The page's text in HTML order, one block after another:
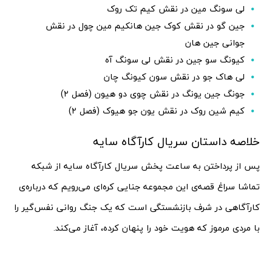
لی سونگ مین در نقش کیم تک روک
جین گو در نقش کوک جین هانکیم مین چول در نقش
جوانی جین هان
کیونگ سو جین در نقش لی سونگ آه
لی هاک جو در نقش سون کیونگ چان
جونگ جین یونگ در نقش چوی دو هیون (فصل ۲)
کیم شین روک در نقش یون جو هیوک (فصل ۲)
خلاصه داستان سریال کارآگاه سایه
پس از پرداختن به ساعت پخش سریال کارآگاه سایه از شبکه
تماشا سراغ قصه‌ی این مجموعه جنایی کره‌ای می‌رویم که درباره‌ی
کارآگاهی در شرف بازنشستگی است که یک جنگ روانی نفس‌گیر را
با مردی مرموز که هویت خود را پنهان کرده، آغاز می‌کند.